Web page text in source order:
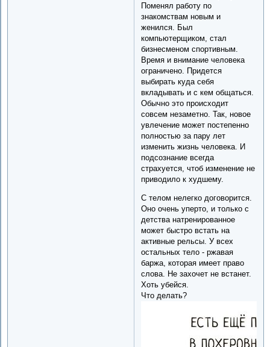
Поменял работу по
знакомствам новым и
женился. Был
компьютерщиком, стал
бизнесменом спортивным.
Время и внимание человека
ограничено. Придется
выбирать куда себя
вкладывать и с кем общаться.
Обычно это происходит
совсем незаметно. Так, новое
увлечение может постепенно
полностью за пару лет
изменить жизнь человека. И
подсознание всегда
страхуется, чтоб изменение не
приводило к худшему.
С телом нелегко договорится.
Оно очень уперто, и только с
детства натренированное
может быстро встать на
активные рельсы. У всех
остальных тело - ржавая
баржа, которая имеет право
слова. Не захочет не встанет.
Хоть убейся.
Что делать?